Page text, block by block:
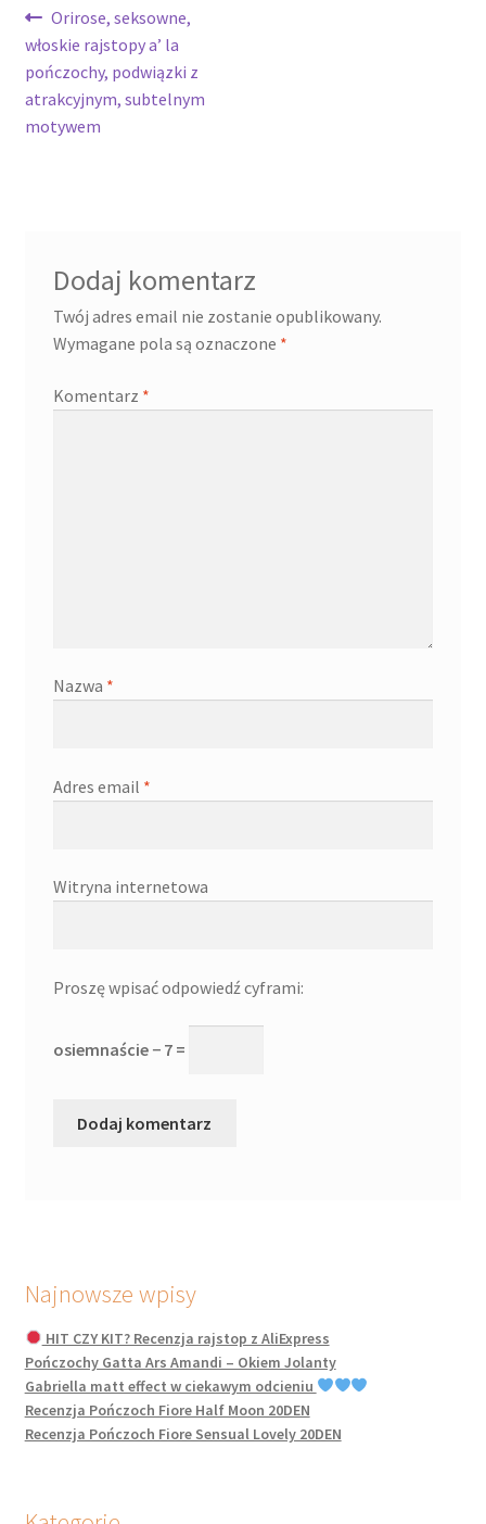
Nawigacja
wpisu
Poprzedni
wpis:
Orirose, seksowne,
włoskie rajstopy a’ la
pończochy, podwiązki z
atrakcyjnym, subtelnym
motywem
Dodaj komentarz
Twój adres email nie zostanie opublikowany.
Wymagane pola są oznaczone *
Komentarz *
Nazwa *
Adres email *
Witryna internetowa
Proszę wpisać odpowiedź cyframi:
osiemnaście − 7 =
Najnowsze wpisy
HIT CZY KIT? Recenzja rajstop z AliExpress
Pończochy Gatta Ars Amandi – Okiem Jolanty
Gabriella matt effect w ciekawym odcieniu
Recenzja Pończoch Fiore Half Moon 20DEN
Recenzja Pończoch Fiore Sensual Lovely 20DEN